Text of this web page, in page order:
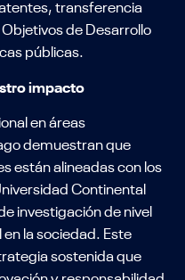
transferencia
de Desarrollo
públicas.
impacto
en áreas
demuestran que
están alineadas con los
Continental
investigación de nivel
la sociedad. Este
sostenida que